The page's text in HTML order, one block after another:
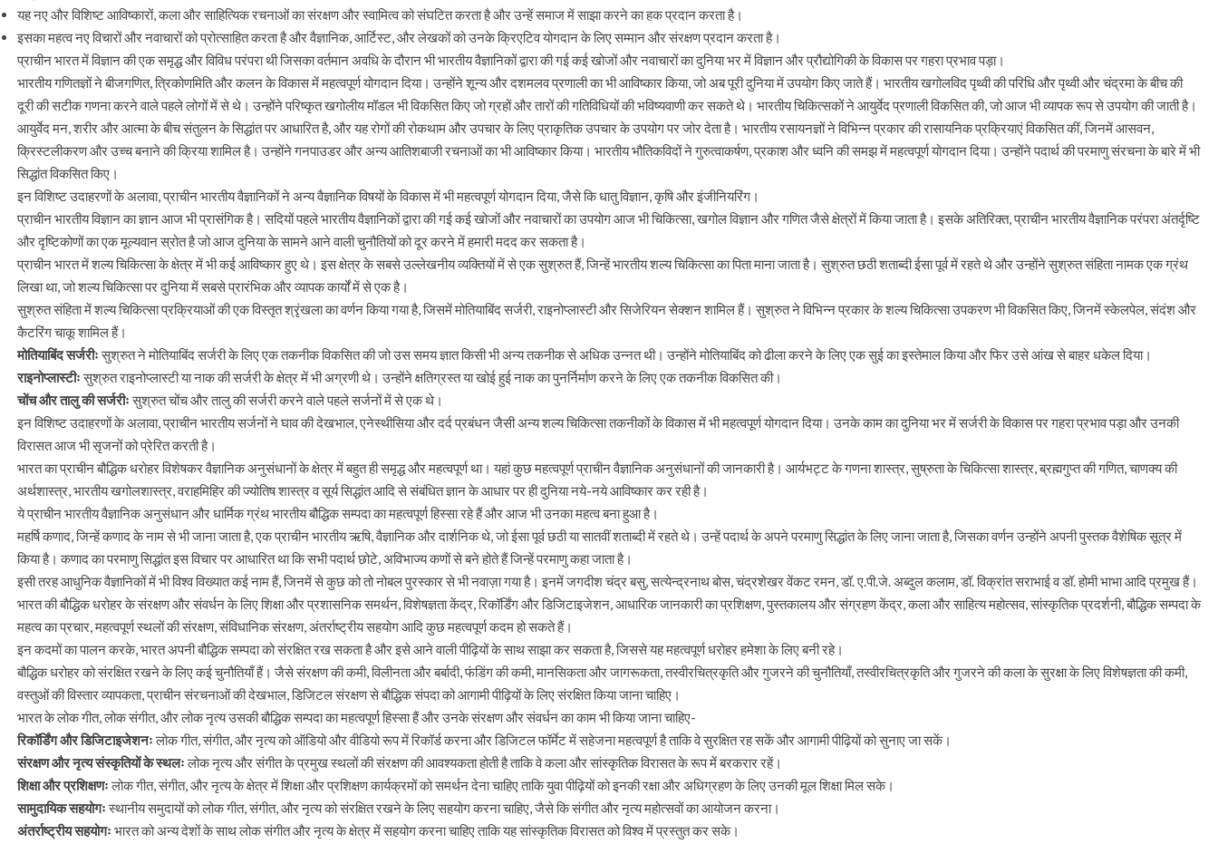
यह नए और विशिष्ट आविष्कारों, कला और साहित्यिक रचनाओं का संरक्षण और स्वामित्व को संघटित करता है और उन्हें समाज में साझा करने का हक प्रदान करता है।
इसका महत्व नए विचारों और नवाचारों को प्रोत्साहित करता है और वैज्ञानिक, आर्टिस्ट, और लेखकों को उनके क्रिएटिव योगदान के लिए सम्मान और संरक्षण प्रदान करता है।
प्राचीन भारत में विज्ञान की एक समृद्ध और विविध परंपरा थी जिसका वर्तमान अवधि के दौरान भी भारतीय वैज्ञानिकों द्वारा की गई कई खोजों और नवाचारों का दुनिया भर में विज्ञान और प्रौद्योगिकी के विकास पर गहरा प्रभाव पड़ा।
भारतीय गणितज्ञों ने बीजगणित, त्रिकोणमिति और कलन के विकास में महत्वपूर्ण योगदान दिया। उन्होंने शून्य और दशमलव प्रणाली का भी आविष्कार किया, जो अब पूरी दुनिया में उपयोग किए जाते हैं। भारतीय खगोलविद पृथ्वी की परिधि और पृथ्वी और चंद्रमा के बीच की
दूरी की सटीक गणना करने वाले पहले लोगों में से थे। उन्होंने परिष्कृत खगोलीय मॉडल भी विकसित किए जो ग्रहों और तारों की गतिविधियों की भविष्यवाणी कर सकते थे। भारतीय चिकित्सकों ने आयुर्वेद प्रणाली विकसित की, जो आज भी व्यापक रूप से उपयोग की जाती है।
आयुर्वेद मन, शरीर और आत्मा के बीच संतुलन के सिद्धांत पर आधारित है, और यह रोगों की रोकथाम और उपचार के लिए प्राकृतिक उपचार के उपयोग पर जोर देता है। भारतीय रसायनज्ञों ने विभिन्न प्रकार की रासायनिक प्रक्रियाएं विकसित कीं, जिनमें आसवन,
क्रिस्टलीकरण और उच्च बनाने की क्रिया शामिल है। उन्होंने गनपाउडर और अन्य आतिशबाजी रचनाओं का भी आविष्कार किया। भारतीय भौतिकविदों ने गुरुत्वाकर्षण, प्रकाश और ध्वनि की समझ में महत्वपूर्ण योगदान दिया। उन्होंने पदार्थ की परमाणु संरचना के बारे में भी
सिद्धांत विकसित किए।
इन विशिष्ट उदाहरणों के अलावा, प्राचीन भारतीय वैज्ञानिकों ने अन्य वैज्ञानिक विषयों के विकास में भी महत्वपूर्ण योगदान दिया, जैसे कि धातु विज्ञान, कृषि और इंजीनियरिंग।
प्राचीन भारतीय विज्ञान का ज्ञान आज भी प्रासंगिक है। सदियों पहले भारतीय वैज्ञानिकों द्वारा की गई कई खोजों और नवाचारों का उपयोग आज भी चिकित्सा, खगोल विज्ञान और गणित जैसे क्षेत्रों में किया जाता है। इसके अतिरिक्त, प्राचीन भारतीय वैज्ञानिक परंपरा अंतर्दृष्टि
और दृष्टिकोणों का एक मूल्यवान स्रोत है जो आज दुनिया के सामने आने वाली चुनौतियों को दूर करने में हमारी मदद कर सकता है।
प्राचीन भारत में शल्य चिकित्सा के क्षेत्र में भी कई आविष्कार हुए थे। इस क्षेत्र के सबसे उल्लेखनीय व्यक्तियों में से एक सुश्रुत हैं, जिन्हें भारतीय शल्य चिकित्सा का पिता माना जाता है। सुश्रुत छठी शताब्दी ईसा पूर्व में रहते थे और उन्होंने सुश्रुत संहिता नामक एक ग्रंथ
लिखा था, जो शल्य चिकित्सा पर दुनिया में सबसे प्रारंभिक और व्यापक कार्यों में से एक है।
सुश्रुत संहिता में शल्य चिकित्सा प्रक्रियाओं की एक विस्तृत श्रृंखला का वर्णन किया गया है, जिसमें मोतियाबिंद सर्जरी, राइनोप्लास्टी और सिजेरियन सेक्शन शामिल हैं। सुश्रुत ने विभिन्न प्रकार के शल्य चिकित्सा उपकरण भी विकसित किए, जिनमें स्केलपेल, संदंश और
कैटरिंग चाकू शामिल हैं।
मोतियाबिंद सर्जरीःसुश्रुत ने मोतियाबिंद सर्जरी के लिए एक तकनीक विकसित की जो उस समय ज्ञात किसी भी अन्य तकनीक से अधिक उन्नत थी। उन्होंने मोतियाबिंद को ढीला करने के लिए एक सुई का इस्तेमाल किया और फिर उसे आंख से बाहर धकेल दिया।
राइनोप्लास्टीःसुश्रुत राइनोप्लास्टी या नाक की सर्जरी के क्षेत्र में भी अग्रणी थे। उन्होंने क्षतिग्रस्त या खोई हुई नाक का पुनर्निर्माण करने के लिए एक तकनीक विकसित की।
चोंच और तालु की सर्जरीःसुश्रुत चोंच और तालु की सर्जरी करने वाले पहले सर्जनों में से एक थे।
इन विशिष्ट उदाहरणों के अलावा, प्राचीन भारतीय सर्जनों ने घाव की देखभाल, एनेस्थीसिया और दर्द प्रबंधन जैसी अन्य शल्य चिकित्सा तकनीकों के विकास में भी महत्वपूर्ण योगदान दिया। उनके काम का दुनिया भर में सर्जरी के विकास पर गहरा प्रभाव पड़ा और उनकी
विरासत आज भी सृजनों को प्रेरित करती है।
भारत का प्राचीन बौद्धिक धरोहर विशेषकर वैज्ञानिक अनुसंधानों के क्षेत्र में बहुत ही समृद्ध और महत्वपूर्ण था। यहां कुछ महत्वपूर्ण प्राचीन वैज्ञानिक अनुसंधानों की जानकारी है। आर्यभट्ट के गणना शास्त्र, सुष्रुता के चिकित्सा शास्त्र, ब्रह्मगुप्त की गणित, चाणक्य की
अर्थशास्त्र, भारतीय खगोलशास्त्र, वराहमिहिर की ज्योतिष शास्त्र व सूर्य सिद्धांत आदि से संबंधित ज्ञान के आधार पर ही दुनिया नये-नये आविष्कार कर रही है।
ये प्राचीन भारतीय वैज्ञानिक अनुसंधान और धार्मिक ग्रंथ भारतीय बौद्धिक सम्पदा का महत्वपूर्ण हिस्सा रहे हैं और आज भी उनका महत्व बना हुआ है।
महर्षि कणाद, जिन्हें कणाद के नाम से भी जाना जाता है, एक प्राचीन भारतीय ऋषि, वैज्ञानिक और दार्शनिक थे, जो ईसा पूर्व छठी या सातवीं शताब्दी में रहते थे। उन्हें पदार्थ के अपने परमाणु सिद्धांत के लिए जाना जाता है, जिसका वर्णन उन्होंने अपनी पुस्तक वैशेषिक सूत्र में
किया है। कणाद का परमाणु सिद्धांत इस विचार पर आधारित था कि सभी पदार्थ छोटे, अविभाज्य कणों से बने होते हैं जिन्हें परमाणु कहा जाता है।
इसी तरह आधुनिक वैज्ञानिकों में भी विश्व विख्यात कई नाम हैं, जिनमें से कुछ को तो नोबल पुरस्कार से भी नवाज़ा गया है। इनमें जगदीश चंद्र बसु, सत्येन्द्रनाथ बोस, चंद्रशेखर वेंकट रमन, डॉ. ए.पी.जे. अब्दुल कलाम, डॉ. विक्रांत सराभाई व डॉ. होमी भाभा आदि प्रमुख हैं।
भारत की बौद्धिक धरोहर के संरक्षण और संवर्धन के लिए शिक्षा और प्रशासनिक समर्थन, विशेषज्ञता केंद्र, रिकॉर्डिंग और डिजिटाइजेशन, आधारिक जानकारी का प्रशिक्षण, पुस्तकालय और संग्रहण केंद्र, कला और साहित्य महोत्सव, सांस्कृतिक प्रदर्शनी, बौद्धिक सम्पदा के
महत्व का प्रचार, महत्वपूर्ण स्थलों की संरक्षण, संविधानिक संरक्षण, अंतर्राष्ट्रीय सहयोग आदि कुछ महत्वपूर्ण कदम हो सकते हैं।
इन कदमों का पालन करके, भारत अपनी बौद्धिक सम्पदा को संरक्षित रख सकता है और इसे आने वाली पीढ़ियों के साथ साझा कर सकता है, जिससे यह महत्वपूर्ण धरोहर हमेशा के लिए बनी रहे।
बौद्धिक धरोहर को संरक्षित रखने के लिए कई चुनौतियाँ हैं। जैसे संरक्षण की कमी, विलीनता और बर्बादी, फंडिंग की कमी, मानसिकता और जागरूकता, तस्वीरचित्रकृति और गुजरने की चुनौतियाँ, तस्वीरचित्रकृति और गुजरने की कला के सुरक्षा के लिए विशेषज्ञता की कमी,
वस्तुओं की विस्तार व्यापकता, प्राचीन संरचनाओं की देखभाल, डिजिटल संरक्षण से बौद्धिक संपदा को आगामी पीढ़ियों के लिए संरक्षित किया जाना चाहिए।
भारत के लोक गीत, लोक संगीत, और लोक नृत्य उसकी बौद्धिक सम्पदा का महत्वपूर्ण हिस्सा हैं और उनके संरक्षण और संवर्धन का काम भी किया जाना चाहिए-
रिकॉर्डिंग और डिजिटाइजेशनःलोक गीत, संगीत, और नृत्य को ऑडियो और वीडियो रूप में रिकॉर्ड करना और डिजिटल फॉर्मेट में सहेजना महत्वपूर्ण है ताकि वे सुरक्षित रह सकें और आगामी पीढ़ियों को सुनाए जा सकें।
संरक्षण और नृत्य संस्कृतियों के स्थलःलोक नृत्य और संगीत के प्रमुख स्थलों की संरक्षण की आवश्यकता होती है ताकि वे कला और सांस्कृतिक विरासत के रूप में बरकरार रहें।
शिक्षा और प्रशिक्षणःलोक गीत, संगीत, और नृत्य के क्षेत्र में शिक्षा और प्रशिक्षण कार्यक्रमों को समर्थन देना चाहिए ताकि युवा पीढ़ियों को इनकी रक्षा और अधिग्रहण के लिए उनकी मूल शिक्षा मिल सके।
सामुदायिक सहयोगःस्थानीय समुदायों को लोक गीत, संगीत, और नृत्य को संरक्षित रखने के लिए सहयोग करना चाहिए, जैसे कि संगीत और नृत्य महोत्सवों का आयोजन करना।
अंतर्राष्ट्रीय सहयोगः भारत को अन्य देशों के साथ लोक संगीत और नृत्य के क्षेत्र में सहयोग करना चाहिए ताकि यह सांस्कृतिक विरासत को विश्व में प्रस्तुत कर सके।